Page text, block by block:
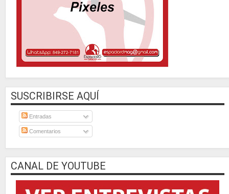
SUSCRIBIRSE AQUÍ
Entradas
Comentarios
CANAL DE YOUTUBE